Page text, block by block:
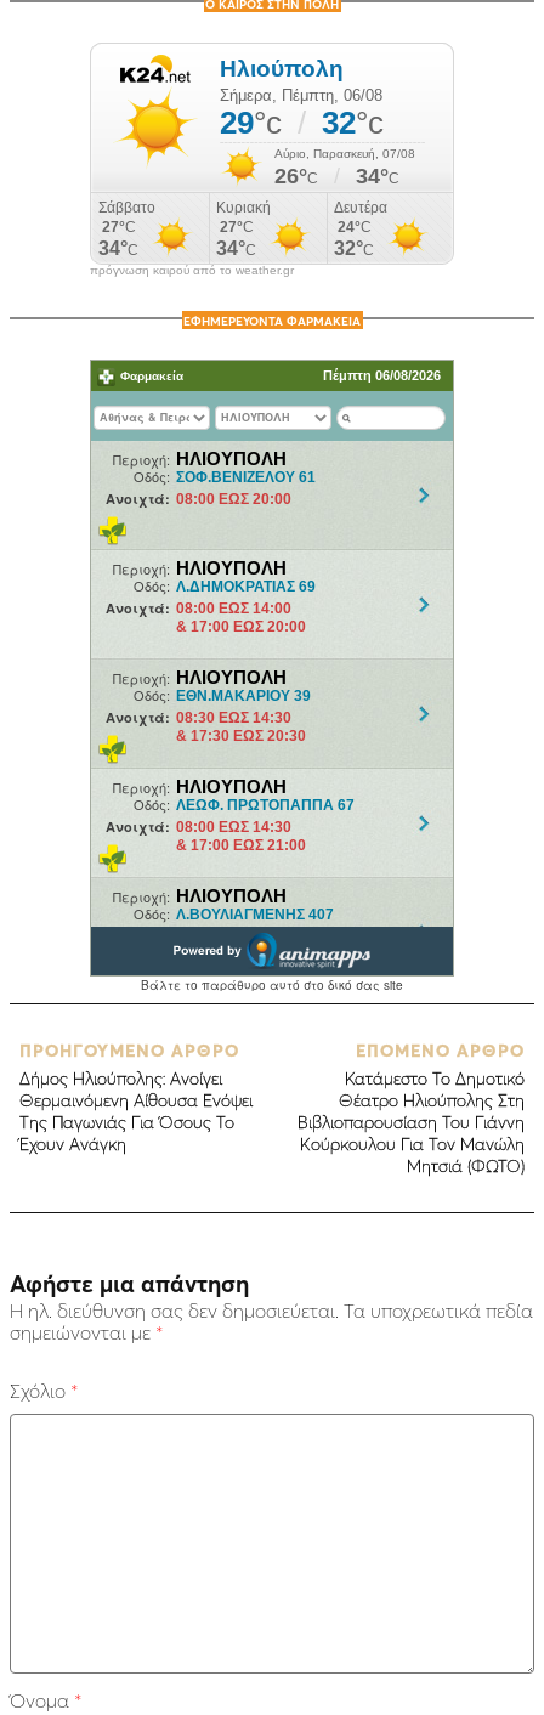
πρόγνωση καιρού από το weather.gr
ΕΦΗΜΕΡΕΥΟΝΤΑ ΦΑΡΜΑΚΕΙΑ
ΠΡΟΗΓΟΥΜΕΝΟ ΑΡΘΡΟ
Δήμος Ηλιούπολης: Ανοίγει
Θερμαινόμενη Αίθουσα Ενόψει
Της Παγωνιάς Για Όσους Το
Έχουν Ανάγκη
ΕΠΟΜΕΝΟ ΑΡΘΡΟ
Κατάμεστο Το Δημοτικό
Θέατρο Ηλιούπολης Στη
Βιβλιοπαρουσίαση Του Γιάννη
Κούρκουλου Για Τον Μανώλη
Μητσιά (ΦΩΤΟ)
Αφήστε μια απάντηση
Η ηλ. διεύθυνση σας δεν δημοσιεύεται. Τα υποχρεωτικά πεδία
σημειώνονται με *
Σχόλιο *
Όνομα *